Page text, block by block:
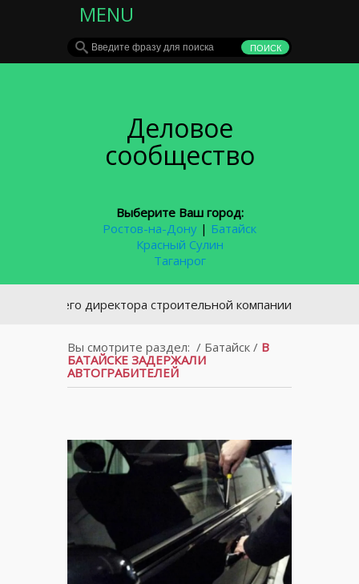
MENU
Деловое
сообщество
Выберите Ваш город:
Ростов-на-Дону | Батайск
Красный Сулин
Таганрог
директора строительной компании в Ростове
Вы смотрите раздел: / Батайск / В
БАТАЙСКЕ ЗАДЕРЖАЛИ
АВТОГРАБИТЕЛЕЙ